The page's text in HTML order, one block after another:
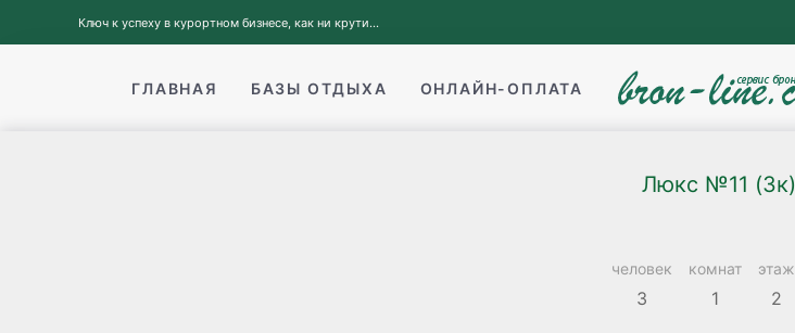
Ключ к успеху в курортном бизнесе, как ни крути...
ГЛАВНАЯ БАЗЫ ОТДЫХА ОНЛАЙН-ОПЛАТА
Люкс №11 (3к)
человек
3
комнат
1
этаж
2